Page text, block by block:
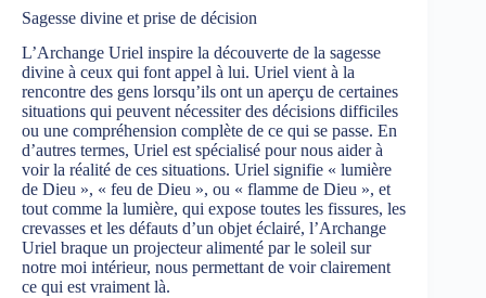
Sagesse divine et prise de décision
L’Archange Uriel inspire la découverte de la sagesse
divine à ceux qui font appel à lui. Uriel vient à la
rencontre des gens lorsqu’ils ont un aperçu de certaines
situations qui peuvent nécessiter des décisions difficiles
ou une compréhension complète de ce qui se passe. En
d’autres termes, Uriel est spécialisé pour nous aider à
voir la réalité de ces situations. Uriel signifie « lumière
de Dieu », « feu de Dieu », ou « flamme de Dieu », et
tout comme la lumière, qui expose toutes les fissures, les
crevasses et les défauts d’un objet éclairé, l’Archange
Uriel braque un projecteur alimenté par le soleil sur
notre moi intérieur, nous permettant de voir clairement
ce qui est vraiment là.